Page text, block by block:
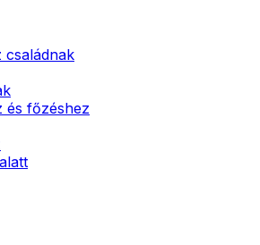
családnak
és főzéshez